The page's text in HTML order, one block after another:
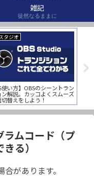
雑記
徒然なるままに
タジオ
使い方】OBSのシーントラン
ン解説。カッコよくスムーズ
替えをしよう！
ラムコード（プ
る）
があります。